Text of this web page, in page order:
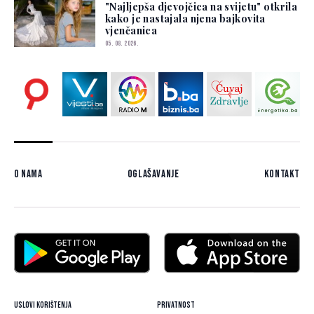
"Najljepša djevojčica na svijetu" otkrila
kako je nastajala njena bajkovita
vjenčanica
05. 08. 2026.
O nama Oglašavanje Kontakt
Uslovi korištenja Privatnost